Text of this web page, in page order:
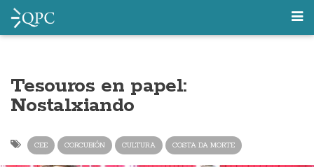
Tesouros en papel:
Nostalxiando
CEE CORCUBIÓN CULTURA COSTA DA MORTE